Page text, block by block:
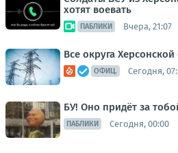
хотят воевать
ПАБЛИКИ Вчера, 21:07
Все округа
ОФИЦ. Сегодня,
БУ! Оно придёт за
ПАБЛИКИ Сегодня, 00:00